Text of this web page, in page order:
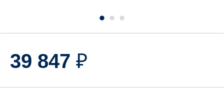
39 847 ₽